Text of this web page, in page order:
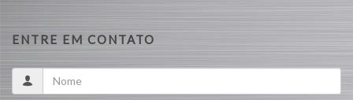
ENTRE EM CONTATO